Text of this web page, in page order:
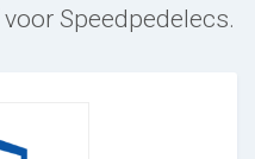
Speedpedelecs.